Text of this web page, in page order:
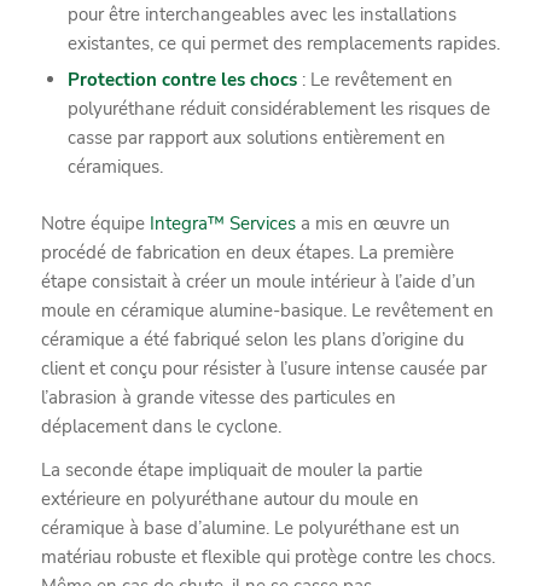
pour être interchangeables avec les installations
existantes, ce qui permet des remplacements rapides.
Protection contre les chocs : Le revêtement en
polyuréthane réduit considérablement les risques de
casse par rapport aux solutions entièrement en
céramiques.
Notre équipeIntegra™ Services a mis en œuvre un
procédé de fabrication en deux étapes. La première
étape consistait à créer un moule intérieur à l’aide d’un
moule en céramique alumine-basique. Le revêtement en
céramique a été fabriqué selon les plans d’origine du
client et conçu pour résister à l’usure intense causée par
l’abrasion à grande vitesse des particules en
déplacement dans le cyclone.
La seconde étape impliquait de mouler la partie
extérieure en polyuréthane autour du moule en
céramique à base d’alumine. Le polyuréthane est un
matériau robuste et flexible qui protège contre les chocs.